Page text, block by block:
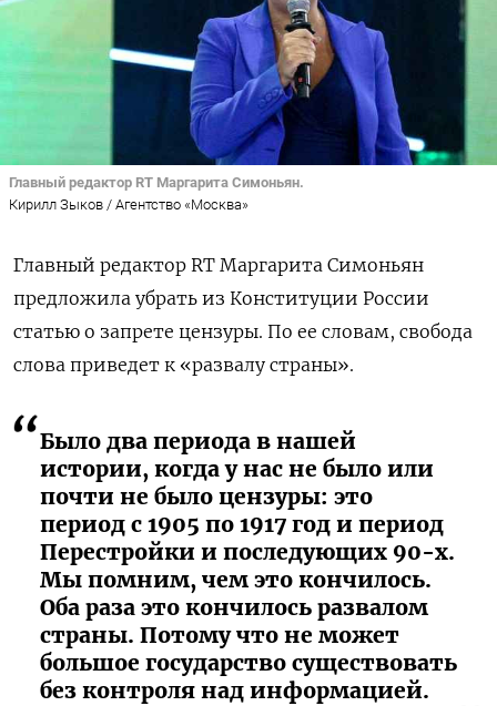
Главный редактор RT Маргарита Симоньян.
Кирилл Зыков / Агентство «Москва»
Главный редактор RT Маргарита Симоньян
предложила убрать из Конституции России
статью о запрете цензуры. По ее словам, свобода
слова приведет к «развалу страны».
Было два периода в нашей
истории, когда у нас не было или
почти не было цензуры: это
период с 1905 по 1917 год и период
Перестройки и последующих 90-х.
Мы помним, чем это кончилось.
Оба раза это кончилось развалом
страны. Потому что не может
большое государство существовать
без контроля над информацией.